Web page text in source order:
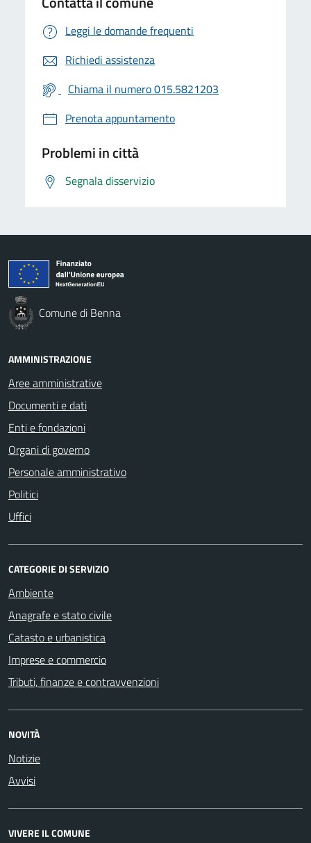
Leggi le domande frequenti
Richiedi assistenza
Chiama il numero 015.5821203
Prenota appuntamento
Problemi in città
Segnala disservizio
Comune di Benna
AMMINISTRAZIONE
Aree amministrative
Documenti e dati
Enti e fondazioni
Organi di governo
Personale amministrativo
Politici
Uffici
CATEGORIE DI SERVIZIO
Ambiente
Anagrafe e stato civile
Catasto e urbanistica
Imprese e commercio
Tributi, finanze e contravvenzioni
NOVITÀ
Notizie
Avvisi
VIVERE IL COMUNE